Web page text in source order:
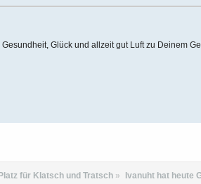
Glück und allzeit gut Luft zu Deinem
für Klatsch und Tratsch » Ivanuht hat heute